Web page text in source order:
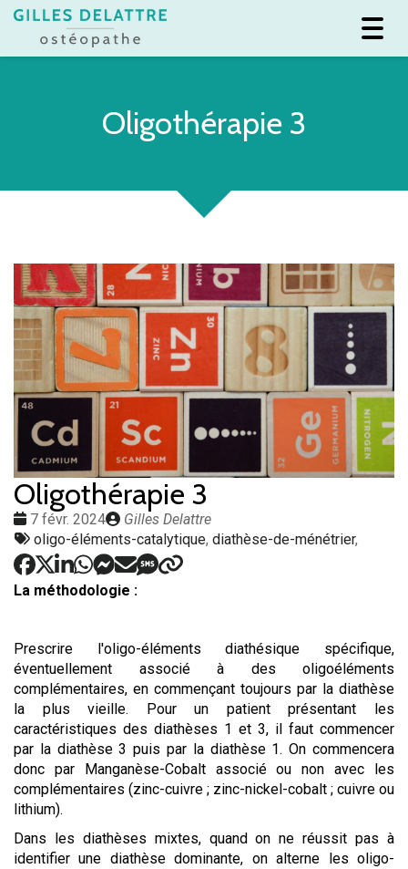
Oligothérapie 3
Oligothérapie 3
Date
:
7 févr. 2024
Publié
par
Gilles Delattre
Tags
:
oligo-éléments-catalytique, diathèse-de-ménétrier,
La méthodologie :
Prescrire l'oligo-éléments diathésique spécifique,
éventuellement associé à des oligoéléments
complémentaires, en commençant toujours par la diathèse
la plus vieille. Pour un patient présentant les
caractéristiques des diathèses 1 et 3, il faut commencer
par la diathèse 3 puis par la diathèse 1. On commencera
donc par Manganèse-Cobalt associé ou non avec les
complémentaires (zinc-cuivre ; zinc-nickel-cobalt ; cuivre ou
lithium).
Dans les diathèses mixtes, quand on ne réussit pas à
identifier une diathèse dominante, on alterne les oligo-